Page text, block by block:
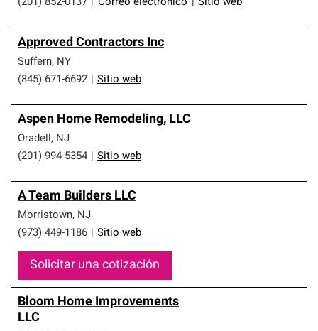
(201) 852-0137 Correo electrónico Sitio web
Approved Contractors Inc
Suffern, NY
(845) 671-6692
Sitio web
Aspen Home Remodeling, LLC
Oradell, NJ
(201) 994-5354
Sitio web
A Team Builders LLC
Morristown, NJ
(973) 449-1186
Sitio web
Solicitar una cotización
Bloom Home Improvements
LLC